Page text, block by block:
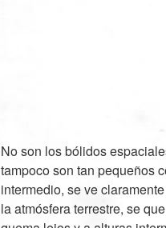
No son los bólidos
tampoco son tan pequeños
intermedio, se ve
la atmósfera terrestre, se